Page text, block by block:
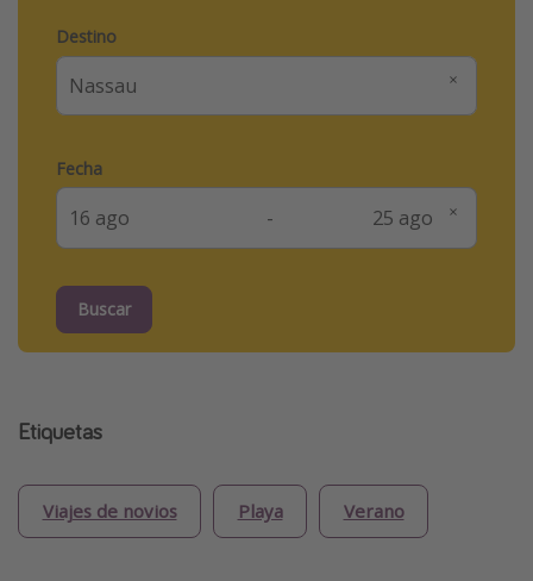
Destino
Fecha
-
Buscar
Etiquetas
Viajes de novios Playa Verano